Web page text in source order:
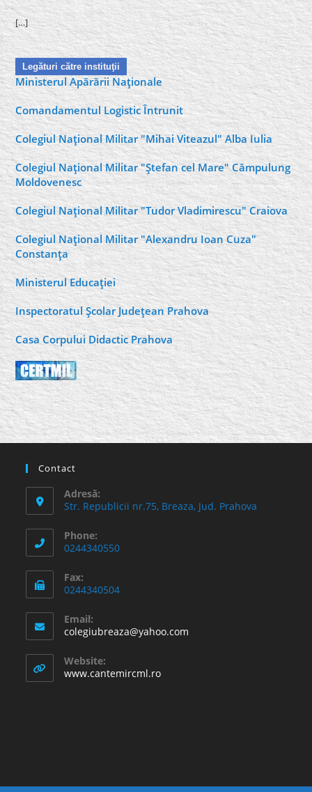
[…]
Legături către instituţii
Ministerul Apărării Naţionale
Comandamentul Logistic Întrunit
Colegiul Naţional Militar "Mihai Viteazul" Alba Iulia
Colegiul Naţional Militar "Ştefan cel Mare" Câmpulung
Moldovenesc
Colegiul Naţional Militar "Tudor Vladimirescu" Craiova
Colegiul Naţional Militar "Alexandru Ioan Cuza"
Constanţa
Ministerul Educaţiei
Inspectoratul Şcolar Judeţean Prahova
Casa Corpului Didactic Prahova
Contact
Adresă:
Str. Republicii nr.75, Breaza, Jud. Prahova
Phone:
0244340550
Fax:
0244340504
Email:
colegiubreaza@yahoo.com
Website:
www.cantemircml.ro